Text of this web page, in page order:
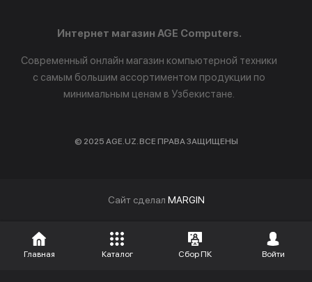
Интернет магазин AGE Computers.
Современный онлайн магазин компьютерной техники
с самым большим ассортиментом продукции по
минимальным ценам в Узбекистане.
© 2025 AGE.UZ. ВСЕ ПРАВА ЗАЩИЩЕНЫ
Cайт сделал MARGIN
Главная Каталог Сбор ПК Войти